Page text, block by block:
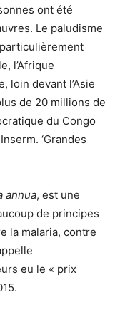
ont été
Le paludisme
l’Afrique
loin devant l’Asie
de 20 millions de
du Congo
‘Grandes
annua, est une
de principes
la malaria, contre
eu le « prix